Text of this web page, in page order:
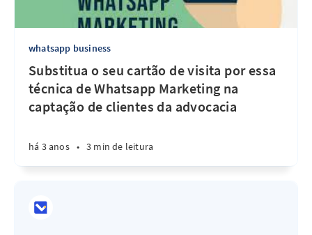
whatsapp business
Substitua o seu cartão de visita por essa
técnica de Whatsapp Marketing na
captação de clientes da advocacia
há 3 anos • 3 min de leitura